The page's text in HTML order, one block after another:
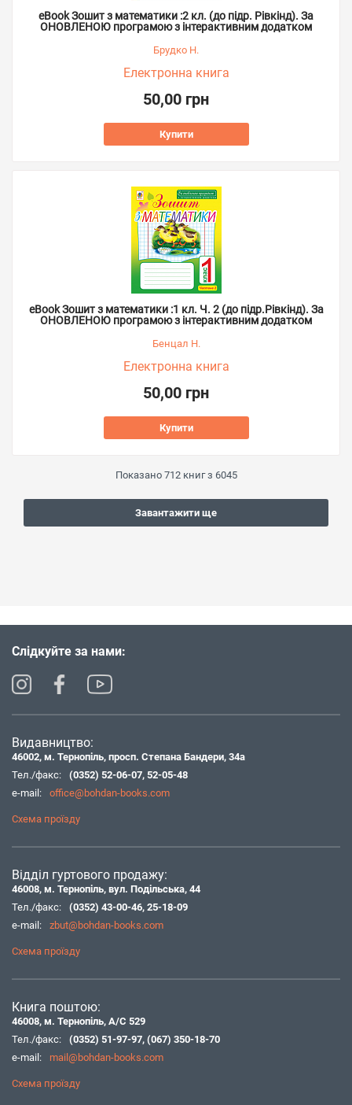
eBook Зошит з математики :2 кл. (до підр. Рівкінд). За
ОНОВЛЕНОЮ програмою з інтерактивним додатком
Брудко Н.
Електронна книга
50,00 грн
Купити
eBook Зошит з математики :1 кл. Ч. 2 (до підр.Рівкінд). За
ОНОВЛЕНОЮ програмою з інтерактивним додатком
Бенцал Н.
Електронна книга
50,00 грн
Купити
Показано 712книг з 6045
Завантажити ще
Слідкуйте за нами:
Видавництво:
46002, м. Тернопіль, просп. Степана Бандери, 34а
Тел./факс:
(0352) 52-06-07, 52-05-48
e-mail:
office@bohdan-books.com
Схема проїзду
Відділ гуртового продажу:
46008, м. Тернопіль, вул. Подільська, 44
Тел./факс:
(0352) 43-00-46, 25-18-09
e-mail:
zbut@bohdan-books.com
Схема проїзду
Книга поштою:
46008, м. Тернопіль, А/С 529
Тел./факс:
(0352) 51-97-97, (067) 350-18-70
e-mail:
mail@bohdan-books.com
Схема проїзду